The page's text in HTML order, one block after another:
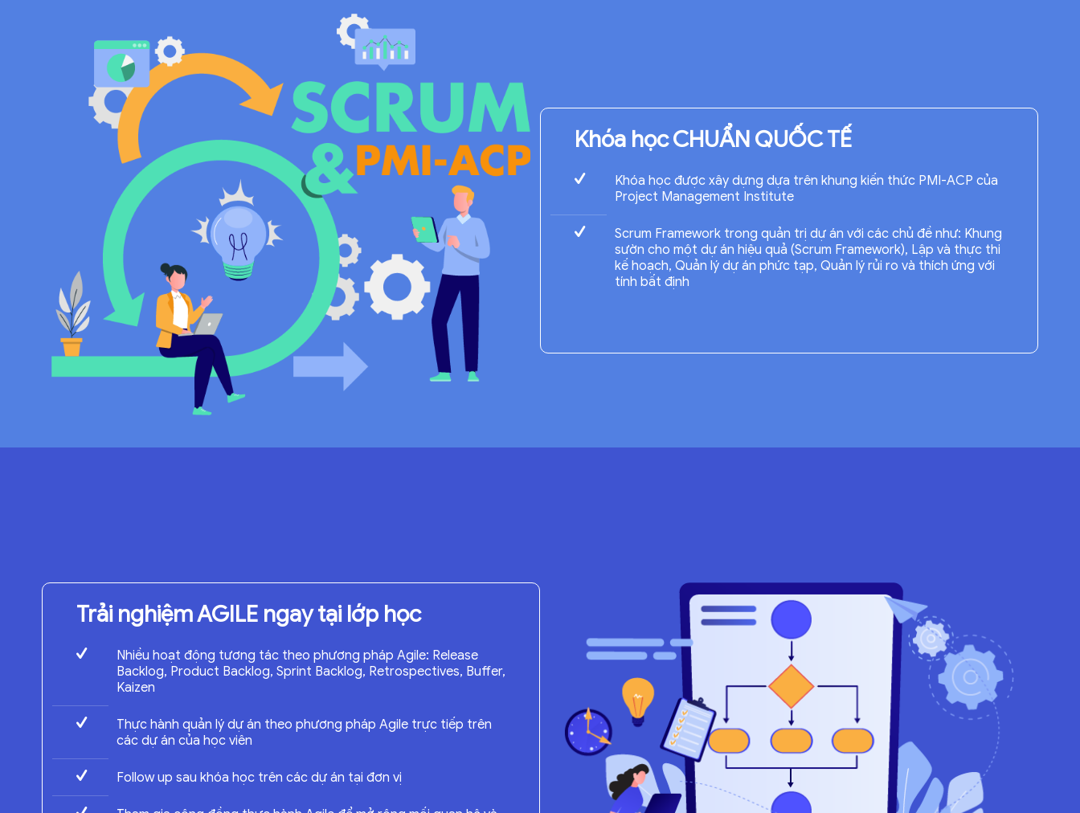
Khóa học CHUẨN QUỐC TẾ
Khóa học được xây dựng dựa trên khung kiến thức PMI-ACP của
Project Management Institute
Scrum Framework trong quản trị dự án với các chủ đề như: Khung
sườn cho một dự án hiệu quả (Scrum Framework), Lập và thực thi
kế hoạch, Quản lý dự án phức tạp, Quản lý rủi ro và thích ứng với
tính bất định
Trải nghiệm AGILE ngay tại lớp học
Nhiều hoạt động tương tác theo phương pháp Agile: Release
Backlog, Product Backlog, Sprint Backlog, Retrospectives, Buffer,
Kaizen
Thực hành quản lý dự án theo phương pháp Agile trực tiếp trên
các dự án của học viên
Follow up sau khóa học trên các dự án tại đơn vị